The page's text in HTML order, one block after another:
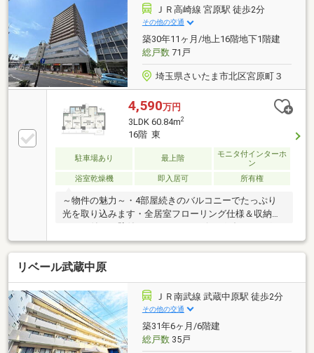
良好 （眺望は永続的に保証するものではありませ
ん）・鹿島建設株式会社、大成建設株式会社施工・東
急東横線「代官山」駅直結ブリッジ有・各階ごみ置き
場あり・24時間有人管理
ＪＲ高崎線 宮原駅 徒歩2分
その他の交通
築30年11ヶ月/地上16階地下1階建
総戸数71戸
埼玉県さいたま市北区宮原町３
4,590万円
3LDK 60.84m2
16階 東
駐車場あり 最上階
モニタ付インターホ
ン
浴室乾燥機
即入居可 所有権
～物件の魅力～・4部屋続きのバルコニーでたっぷり
光を取り込みます・全居室フローリング仕様＆収納ス
ペース付き・壁付けキッチンでリビングダイニングの
広さを確保・リフォームされた室内ですぐの新生活も
送れます■アクセス・高崎線「宮原」駅徒歩2分・ニュ
ーシャトル「東宮原」駅徒歩11分■成約特典あり・住
まいのお手入れセットプレゼント・最大3000円分の
QUOカード進呈＊埼玉東エリアで46年＊売買・賃貸・
相続・管理までまるごとサポート1人ひとりに寄り添
うサポートをお約束全国944店舗のネットワークで豊
富な物件をご提案住宅ローン相談もプロにお任せ！送
迎も可能です
リベール武蔵中原
ＪＲ南武線 武蔵中原駅 徒歩2分
その他の交通
築31年6ヶ月/6階建
総戸数35戸